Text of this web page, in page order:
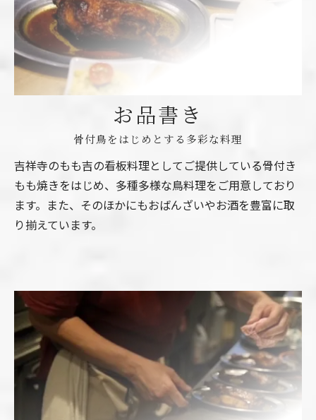
お品書き
骨付鳥をはじめとする多彩な料理
吉祥寺のもも吉の看板料理としてご提供している骨付き
もも焼きをはじめ、多種多様な鳥料理をご用意しており
ます。また、そのほかにもおばんざいやお酒を豊富に取
り揃えています。